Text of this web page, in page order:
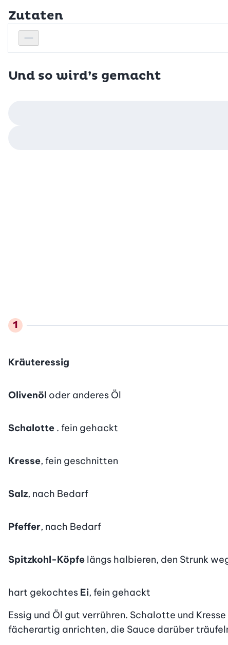
Zutaten
Personenanzahl verringern
Personenanzahl
Und so wird’s gemacht
Kräuteressig
Olivenöl oder anderes Öl
Schalotte . fein gehackt
Kresse, fein geschnitten
Salz, nach Bedarf
Pfeffer, nach Bedarf
Spitzkohl-Köpfe längs halbieren, den Strunk
hart gekochtes Ei, fein gehackt
Essig und Öl gut verrühren. Schalotte und
fächerartig anrichten, die Sauce darüber